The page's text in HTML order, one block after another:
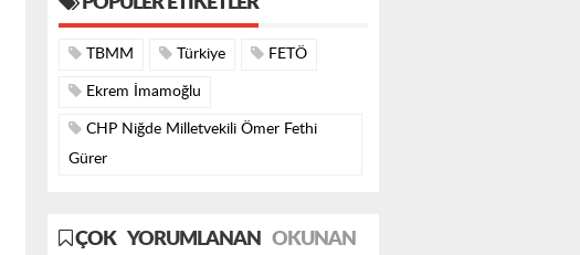
TBMM Türkiye FETÖ
Ekrem İmamoğlu
CHP Niğde Milletvekili Ömer Fethi
Gürer
ÇOK YORUMLANAN OKUNAN